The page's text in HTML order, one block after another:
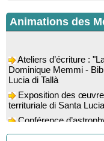
Animations des
Dominique Memmi -
Lucia di Tallà
territuriale di Santa
l’astrophysicien Paul
Bicchisgià